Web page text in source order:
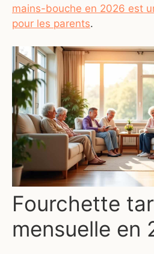
mains-bouche en 2026 est
pour les parents.
Fourchette
mensuelle en